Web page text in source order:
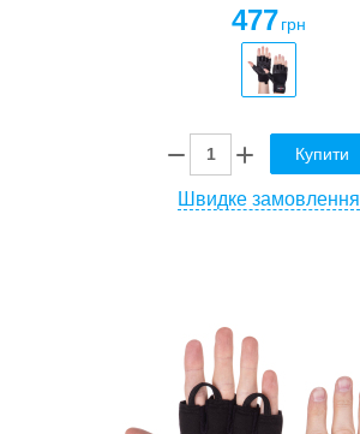
477 грн
Купити
Швидке замовлення